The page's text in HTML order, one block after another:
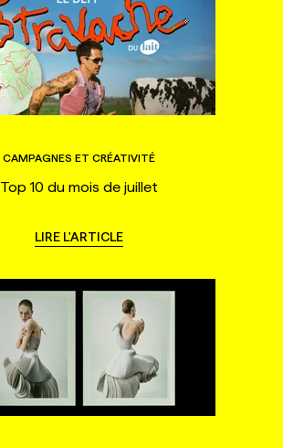
CAMPAGNES ET CRÉATIVITÉ
Top 10 du mois de juillet
LIRE L'ARTICLE